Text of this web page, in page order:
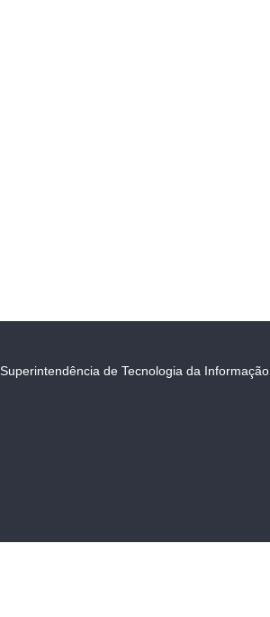
Superintendência de Tecnologia da Informação